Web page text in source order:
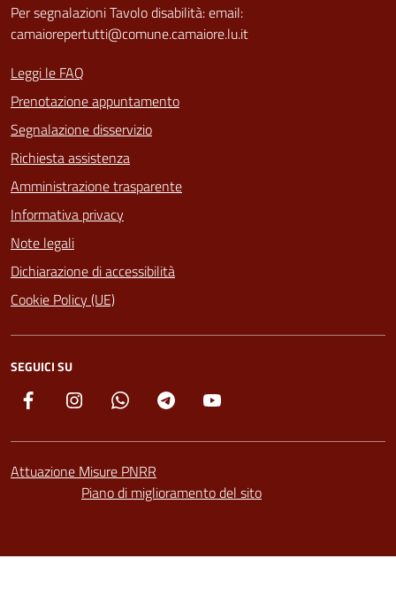
Per segnalazioni Tavolo disabilità: email:
camaiorepertutti@comune.camaiore.lu.it
Leggi le FAQ
Prenotazione appuntamento
Segnalazione disservizio
Richiesta assistenza
Amministrazione trasparente
Informativa privacy
Note legali
Dichiarazione di accessibilità
Cookie Policy (UE)
SEGUICI SU
Facebook Instagram Whatsapp Telegram
Attuazione Misure PNRR
Piano di miglioramento del sito